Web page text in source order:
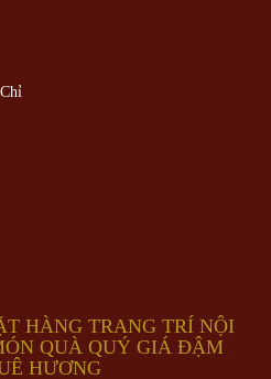
HÀNG TRANG TRÍ NỘI
QUÀ QUÝ GIÁ ĐẬM
HƯƠNG